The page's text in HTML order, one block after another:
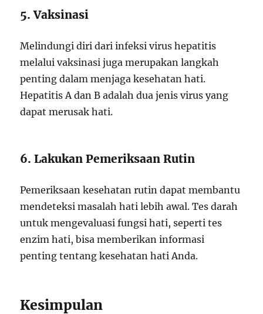
5. Vaksinasi
Melindungi diri dari infeksi virus hepatitis
melalui vaksinasi juga merupakan langkah
penting dalam menjaga kesehatan hati.
Hepatitis A dan B adalah dua jenis virus yang
dapat merusak hati.
6. Lakukan Pemeriksaan Rutin
Pemeriksaan kesehatan rutin dapat membantu
mendeteksi masalah hati lebih awal. Tes darah
untuk mengevaluasi fungsi hati, seperti tes
enzim hati, bisa memberikan informasi
penting tentang kesehatan hati Anda.
Kesimpulan